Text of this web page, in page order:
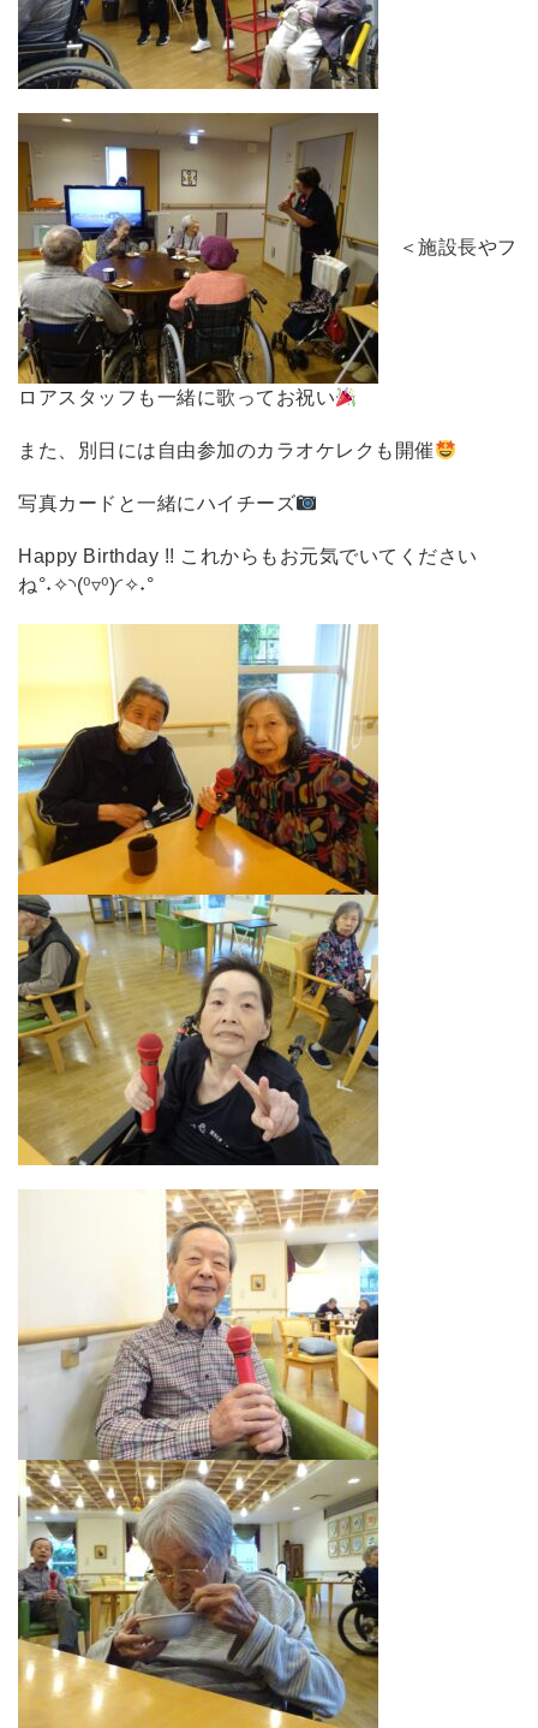
＜施設長やフ
ロアスタッフも一緒に歌ってお祝い
また、別日には自由参加のカラオケレクも開催
写真カードと一緒にハイチーズ
Happy Birthday !! これからもお元気でいてください
ね°˖✧◝(⁰▿⁰)◜✧˖°